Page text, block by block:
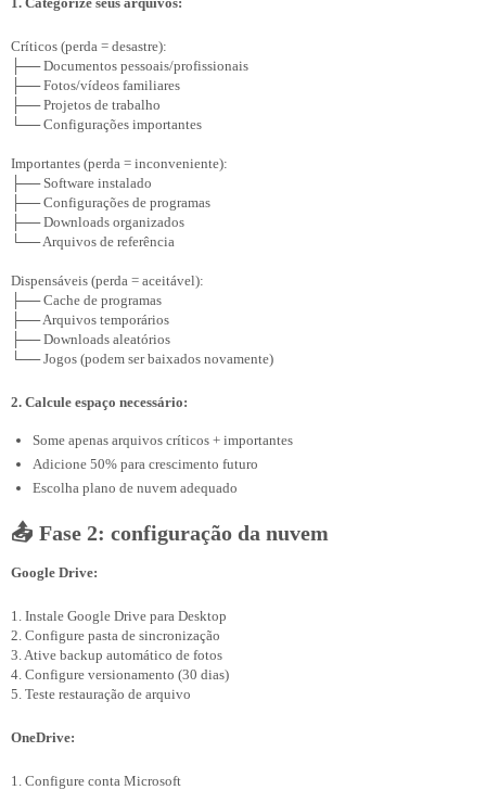
Críticos (perda = desastre):
├── Documentos pessoais/profissionais
├── Fotos/vídeos familiares
├── Projetos de trabalho
└── Configurações importantes
Importantes (perda = inconveniente):
├── Software instalado
├── Configurações de programas
├── Downloads organizados
└── Arquivos de referência
Dispensáveis (perda = aceitável):
├── Cache de programas
├── Arquivos temporários
├── Downloads aleatórios
2. Calcule espaço necessário:
Some apenas arquivos críticos + importantes
Adicione 50% para crescimento futuro
Escolha plano de nuvem adequado
📤 Fase 2: configuração da nuvem
Google Drive:
1. Instale Google Drive para Desktop
2. Configure pasta de sincronização
3. Ative backup automático de fotos
4. Configure versionamento (30 dias)
OneDrive:
1. Configure conta Microsoft